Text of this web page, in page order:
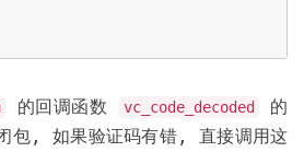
的回调函数 vc_code_decoded
的
包, 如果验证码有错, 直接调用这